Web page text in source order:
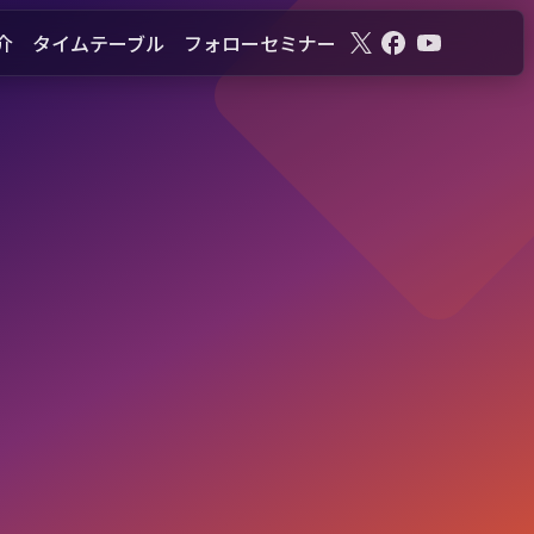
タイムテーブル フォローセミナー